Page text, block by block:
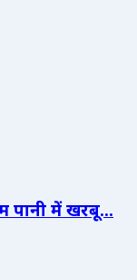
में खरबू...